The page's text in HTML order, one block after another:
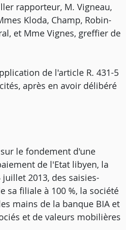
rapporteur, M. Vigneau,
Kloda, Champ, Robin-
et Mme Vignes, greffier de
de l'article R. 431-5
après en avoir délibéré
le fondement d'une
de l'Etat libyen, la
2013, des saisies-
sa filiale à 100 %, la société
mains de la banque BIA et
et de valeurs mobilières